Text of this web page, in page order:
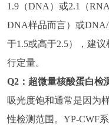
1.9（DNA）或2.1（
DNA样品而言）或
于1.5或高于2.5），建
行定量。
Q2：超微量核酸蛋白检
吸光度饱和通常是因为
性检测范围。YP-CWF